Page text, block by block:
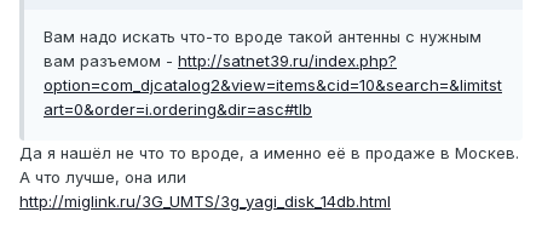
Вам надо искать что-то вроде такой антенны с нужным
вам разъемом - http://satnet39.ru/index.php?
option=com_djcatalog2&view=items&cid=10&search=&limitst
art=0&order=i.ordering&dir=asc#tlb
Да я нашёл не что то вроде, а именно её в продаже в Москев.
А что лучше, она или
http://miglink.ru/3G_UMTS/3g_yagi_disk_14db.html